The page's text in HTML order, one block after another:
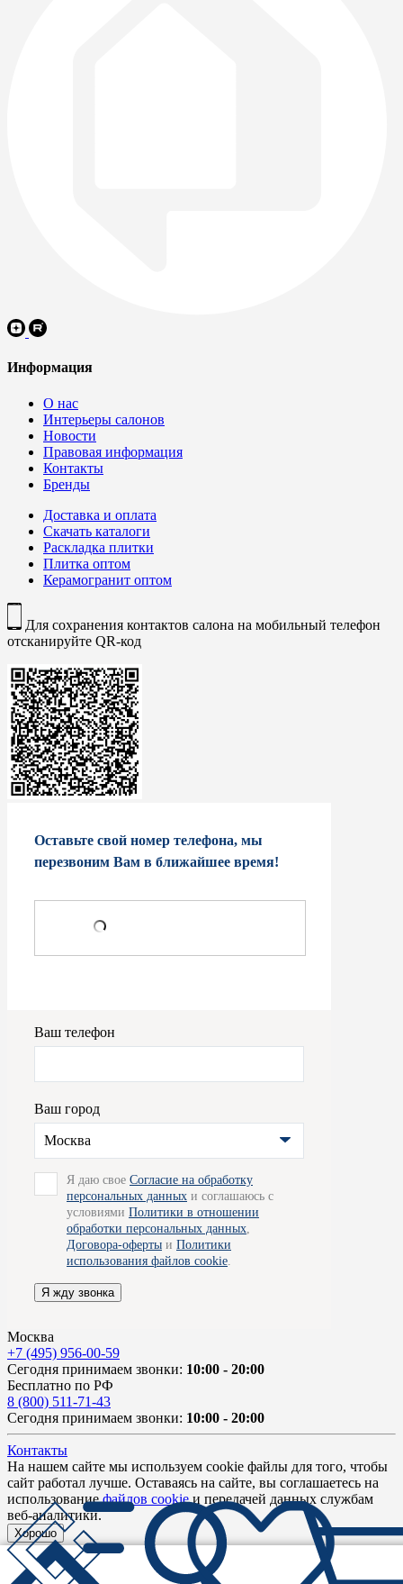
Информация
О нас
Интерьеры салонов
Новости
Правовая информация
Контакты
Бренды
Доставка и оплата
Скачать каталоги
Раскладка плитки
Плитка оптом
Керамогранит оптом
Для сохранения контактов салона на мобильный телефон
отсканируйте QR-код
Оставьте свой номер телефона, мы
перезвоним Вам в ближайшее время!
Ваш телефон
Ваш город
Москва
Я даю свое Согласие на обработку
персональных данных и соглашаюсь с
условиями Политики в отношении
обработки персональных данных
Договора-оферты и Политики
использования файлов cookie
Я жду звонка
Москва
+7 (495) 956-00-59
Сегодня принимаем звонки: 10:00 - 20:00
Бесплатно по РФ
8 (800) 511-71-43
Сегодня принимаем звонки: 10:00 - 20:00
Контакты
На нашем сайте мы используем cookie файлы для того, чтобы
сайт работал лучше. Оставаясь на сайте, вы соглашаетесь на
использованиефайлов cookieи передачей данных службам
веб-аналитики.
Хорошо